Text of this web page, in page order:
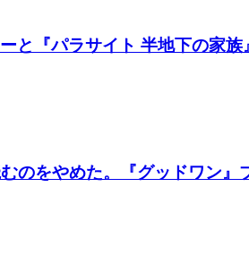
と『パラサイト 半地下の家族
のをやめた。『グッドワン』